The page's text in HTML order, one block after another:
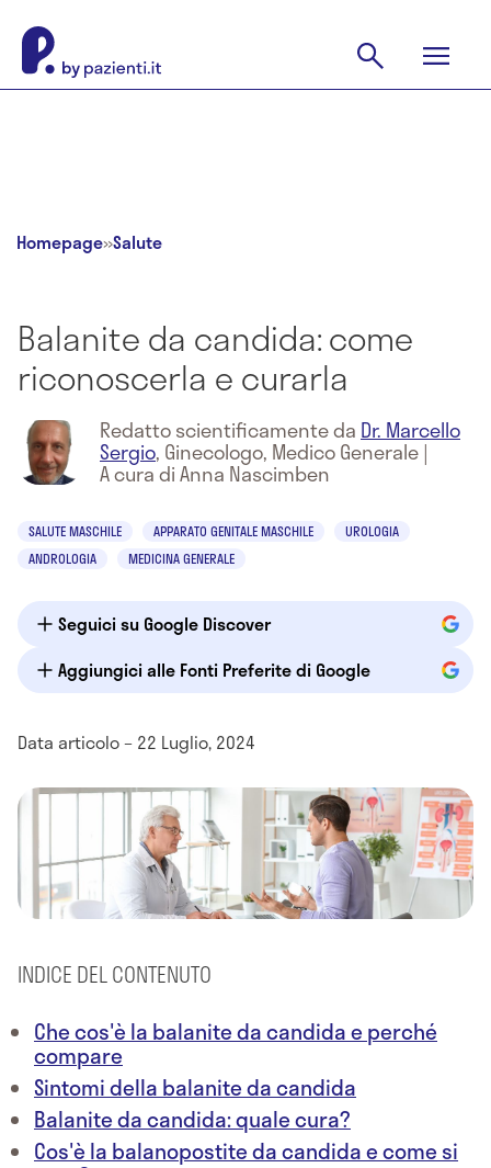
Homepage»Salute
Balanite da candida: come
riconoscerla e curarla
Redatto scientificamente da Dr. Marcello
Sergio, Ginecologo, Medico Generale|
A cura di Anna Nascimben
SALUTE MASCHILE APPARATO GENITALE MASCHILE
UROLOGIA
ANDROLOGIA
MEDICINA GENERALE
Seguici su Google Discover
Aggiungici alle Fonti Preferite di Google
Data articolo – 22 Luglio, 2024
INDICE DEL CONTENUTO
Che cos'è la balanite da candida e perché
compare
Sintomi della balanite da candida
Balanite da candida: quale cura?
Cos'è la balanopostite da candida e come si